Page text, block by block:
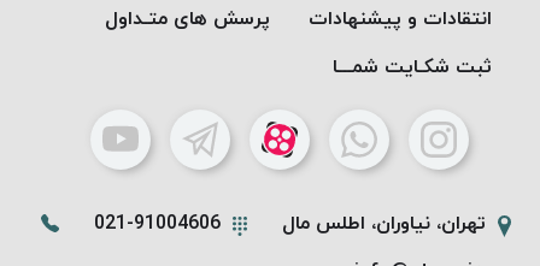
انتقادات و پیشنهادات
پرسش های متـداول
ثبت شکـایت شمـــا
تهران، نیاوران، اطلس مال
021-91004606